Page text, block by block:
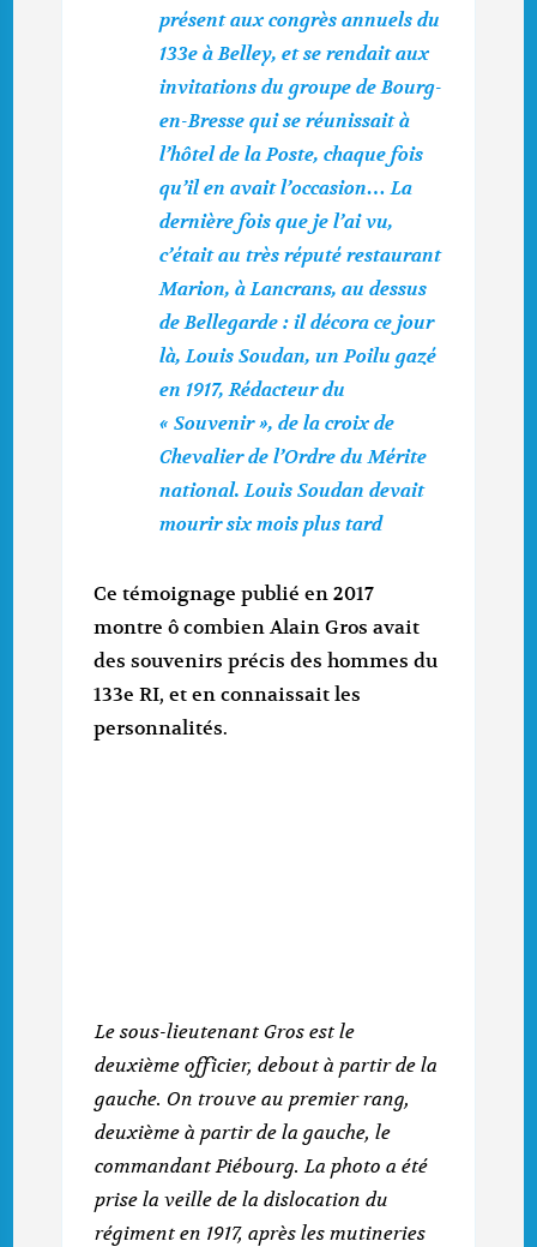
présent aux congrès annuels du
133e à Belley, et se rendait aux
invitations du groupe de Bourg-
en-Bresse qui se réunissait à
l’hôtel de la Poste, chaque fois
qu’il en avait l’occasion… La
dernière fois que je l’ai vu,
c’était au très réputé restaurant
Marion, à Lancrans, au dessus
de Bellegarde : il décora ce jour
là, Louis Soudan, un Poilu gazé
en 1917, Rédacteur du
« Souvenir », de la croix de
Chevalier de l’Ordre du Mérite
national. Louis Soudan devait
mourir six mois plus tard
Ce témoignage publié en 2017
montre ô combien Alain Gros avait
des souvenirs précis des hommes du
133e RI, et en connaissait les
personnalités.
Le sous-lieutenant Gros est le
deuxième officier, debout à partir de la
gauche. On trouve au premier rang,
deuxième à partir de la gauche, le
commandant Piébourg. La photo a été
prise la veille de la dislocation du
régiment en 1917, après les mutineries